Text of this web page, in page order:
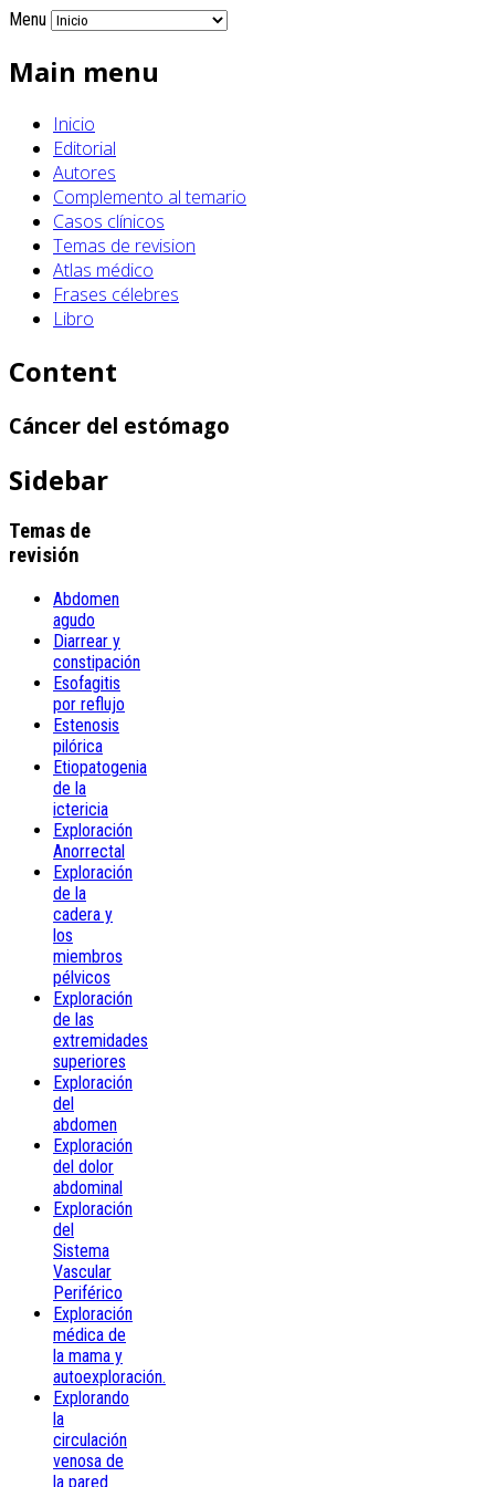
Menu
Main menu
Inicio
Editorial
Autores
Complemento al temario
Casos clínicos
Temas de revision
Atlas médico
Frases célebres
Libro
Content
Cáncer del estómago
Sidebar
Temas de
revisión
Abdomen
agudo
Diarrear y
constipación
Esofagitis
por reflujo
Estenosis
pilórica
Etiopatogenia
de la
ictericia
Exploración
Anorrectal
Exploración
de la
cadera y
los
miembros
pélvicos
Exploración
de las
extremidades
superiores
Exploración
del
abdomen
Exploración
del dolor
abdominal
Exploración
del
Sistema
Vascular
Periférico
Exploración
médica de
la mama y
autoexploración.
Explorando
la
circulación
venosa de
la pared